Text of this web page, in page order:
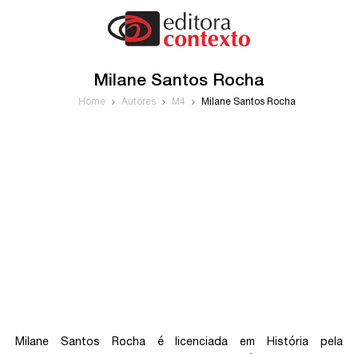
Milane Santos Rocha
Home Autores M4 Milane Santos Rocha
Milane Santos Rocha é licenciada em História pela